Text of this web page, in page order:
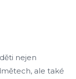
nejen
ale také